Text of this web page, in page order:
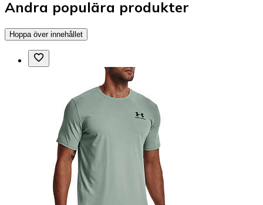
Andra populära produkter
Hoppa över innehållet